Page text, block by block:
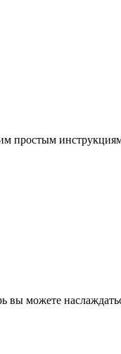
простым
можете